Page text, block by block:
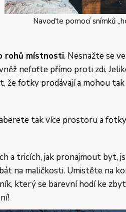
Navoďte pomocí snímků
rohů místnosti. Nesnažte se
nefoťte přímo proti zdi.
že fotky prodávají a mohou
tak více prostoru a
a tricích, jak pronajmout byt,
na maličkosti. Umistěte na
který se barevní hodí ke